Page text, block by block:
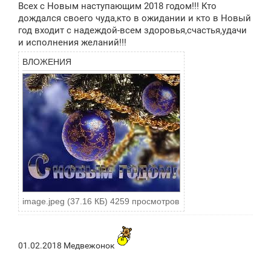
б
щ
н
и
е
Всех с Новым наступающим 2018 годом!!! Кто
дождался своего чуда,кто в ожидании и кто в Новый
год входит с надеждой-всем здоровья,счастья,удачи
и исполнения желаний!!!
ВЛОЖЕНИЯ
image.jpeg (37.16 КБ) 4259 просмотров
01.02.2018 Медвежонок